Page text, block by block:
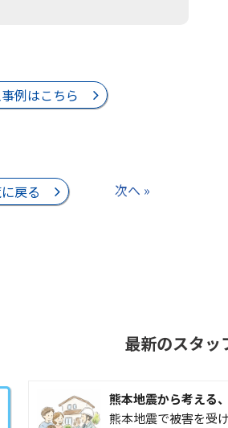
例はこちら
戻る 次へ »
最新のスタッ
熊本地震から考える
熊本地震で被害を受